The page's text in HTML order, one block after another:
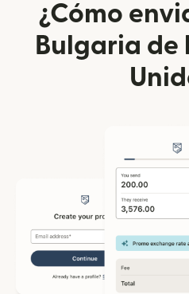
¿Cómo
Bulgaria de